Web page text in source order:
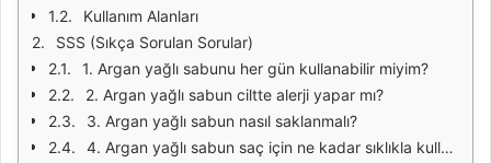
Kullanım Alanları
SSS (Sıkça Sorulan Sorular)
1. Argan yağlı sabunu her gün kullanabilir miyim?
2. Argan yağlı sabun ciltte alerji yapar mı?
3. Argan yağlı sabun nasıl saklanmalı?
4. Argan yağlı sabun saç için ne kadar sıklıkla kullanılmalıdır?